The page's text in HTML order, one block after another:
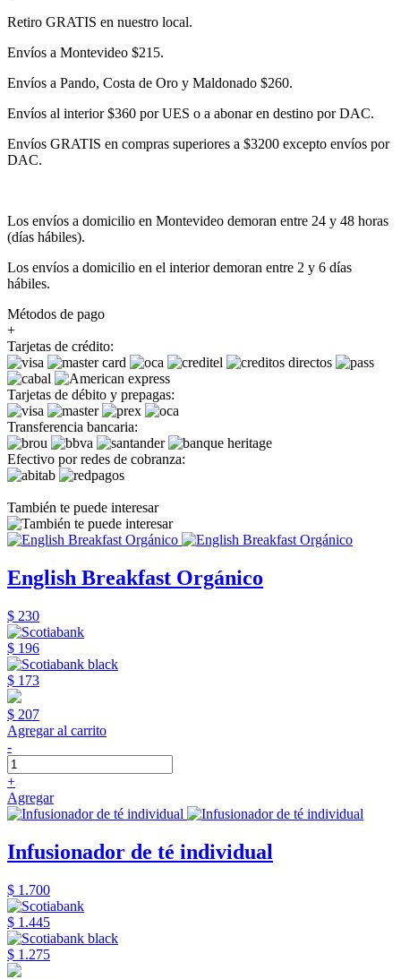
Retiro GRATIS en nuestro local.
Envíos a Montevideo $215.
Envíos a Pando, Costa de Oro y Maldonado $260.
Envíos al interior $360 por UES o a abonar en destino por DAC.
Envíos GRATIS en compras superiores a $3200 excepto envíos por
DAC.
Los envíos a domicilio en Montevideo demoran entre 24 y 48 horas
(días hábiles).
Los envíos a domicilio en el interior demoran entre 2 y 6 días
hábiles.
Métodos de pago
+
Tarjetas de crédito:
Tarjetas de débito y prepagas:
Transferencia bancaria:
Efectivo por redes de cobranza:
También te puede interesar
English Breakfast Orgánico
$ 230
$ 196
$ 173
$ 207
Agregar al carrito
-
+
Agregar
Infusionador de té individual
$ 1.700
$ 1.445
$ 1.275